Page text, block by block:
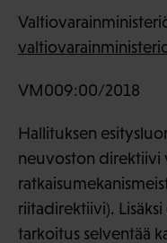
VM009:00/2018
Hallituksen
neuvoston direktiivi
riitadirektiivi).
tarkoitus selventää